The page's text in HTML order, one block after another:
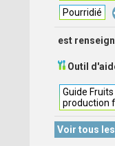
Pourridié
est
Outil
Guide
production
Voir tous